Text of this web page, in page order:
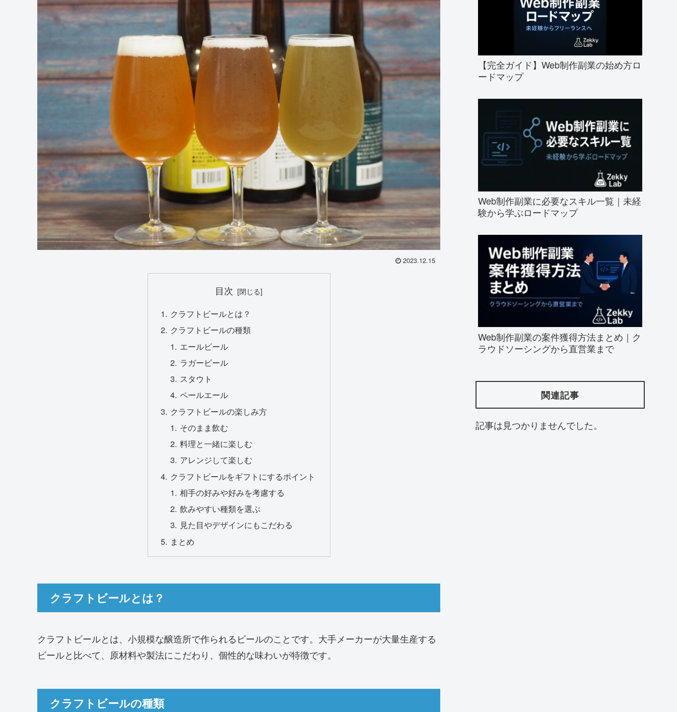
2023.12.15
目次
クラフトビールとは？
クラフトビールの種類
エールビール
ラガービール
スタウト
ペールエール
クラフトビールの楽しみ方
そのまま飲む
料理と一緒に楽しむ
アレンジして楽しむ
クラフトビールをギフトにするポイント
相手の好みや好みを考慮する
飲みやすい種類を選ぶ
見た目やデザインにもこだわる
まとめ
クラフトビールとは？
クラフトビールとは、小規模な醸造所で作られるビールのことです。大手メーカーが大量生産する
ビールと比べて、原材料や製法にこだわり、個性的な味わいが特徴です。
クラフトビールの種類
【完全ガイド】Web制作副業の始め方ロ
ードマップ
Web制作副業に必要なスキル一覧｜未経
験から学ぶロードマップ
Web制作副業の案件獲得方法まとめ｜ク
ラウドソーシングから直営業まで
関連記事
記事は見つかりませんでした。